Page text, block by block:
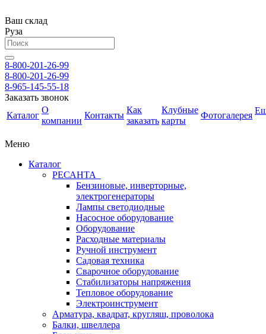
Ваш склад
Руза
8-800-201-26-99
8-800-201-26-99
8-965-145-55-18
Заказать звонок
Каталог
О
компании
Контакты
Как
заказать
Клубные
карты
Фотогалерея
Меню
Каталог
РЕСАНТА
Бензиновые, инверторные,
электрогенераторы
Лампы светодиодные
Насосное оборудование
Оборудование
Расходные материалы
Ручной инструмент
Садовая техника
Сварочное оборудование
Стабилизаторы напряжения
Тепловое оборудование
Электроинструмент
Арматура, квадрат, кругляш, проволока
Балки, швеллера